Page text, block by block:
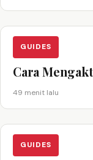
GUIDES
Cara
49 menit lalu
GUIDES